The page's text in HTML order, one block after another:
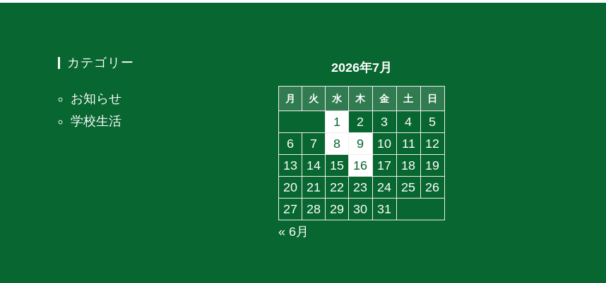
月
日
カテゴリー
お知らせ
学校生活
2026年7月
月 火 水 木 金 土 日
1 2 3 4
5
6
7 8 9 10 11
12
13
14 15 16 17 18
19
20
21 22 23 24 25
26
27
28 29 30
31
« 6月